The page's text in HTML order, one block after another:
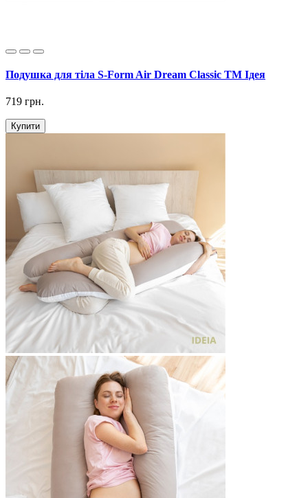
Подушка для тіла S-Form Air Dream Classic ТМ Ідея
719 грн.
Купити